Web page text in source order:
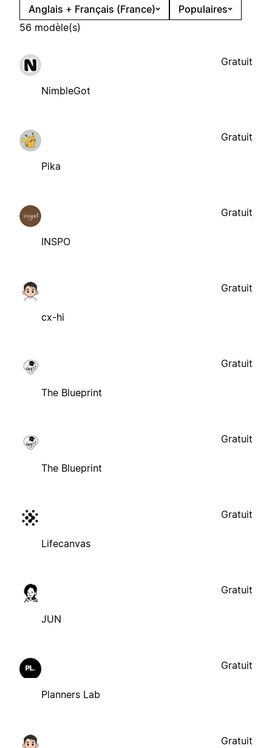
Anglais + Français (France)
Populaires
56 modèle(s)
NimbleGot
Gratuit
Pika
Gratuit
INSPO
Gratuit
cx-hi
Gratuit
The Blueprint
Gratuit
The Blueprint
Gratuit
Lifecanvas
Gratuit
JUN
Gratuit
Planners Lab
Gratuit
Gratuit